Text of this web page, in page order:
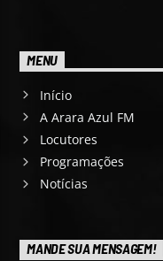
MENU
Início
A Arara Azul FM
Locutores
Programações
Notícias
MANDE SUA MENSAGEM!